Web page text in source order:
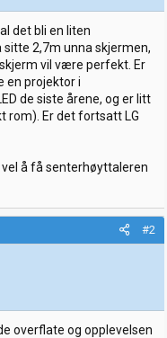
det bli en liten
2,7m unna skjermen,
vil være perfekt. Er
en projektor i
de siste årene, og er litt
rom). Er det fortsatt LG
å få senterhøyttaleren
#2
overflate og opplevelsen